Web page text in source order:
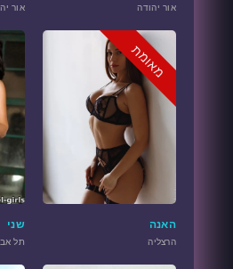
אור אור יהודה
שני
תל
האנה
הרצליה
מאומת